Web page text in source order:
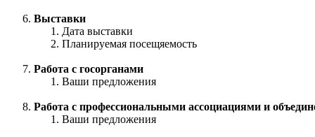
Выставки
Дата выставки
Планируемая посещяемость
Работа с госорганами
Ваши предложения
Работа с профессиональными ассоциациями и
Ваши предложения